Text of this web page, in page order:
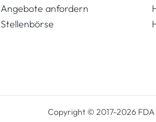
Angebote anfordern
Stellenbörse
Copyright © 2017-2026 FDA